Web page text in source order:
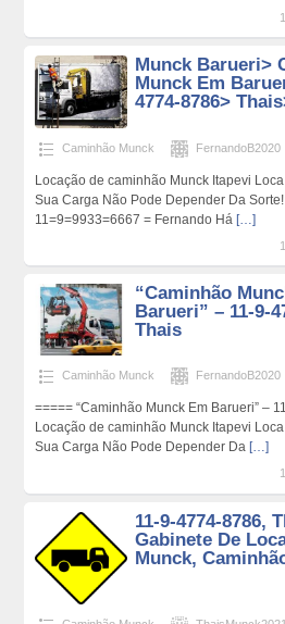
Munck Barueri>
Munck Em
4774-8786>
Caminhão Munck FernandoB2020
Locação de caminhão Munck Itapevi
Sua Carga Não Pode Depender Da
11=9=9933=6667 = Fernando Há […]
“Caminhão
Barueri” – 11-9-
Thais
Caminhão Munck FernandoB2020
===== “Caminhão Munck Em Barueri” –
Locação de caminhão Munck Itapevi
Sua Carga Não Pode Depender Da […]
11-9-4774-8786,
Gabinete De
Munck,